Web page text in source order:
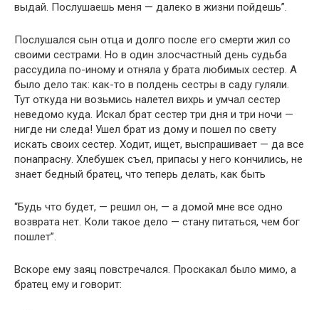
выдай. Послушаешь меня — далеко в жизни пойдешь”.
Послушался сын отца и долго после его смерти жил со
своими сестрами. Но в один злосчастный день судьба
рассудила по-иному и отняла у брата любимых сестер. А
было дело так: как-то в полдень сестры в саду гуляли.
Тут откуда ни возьмись налетел вихрь и умчал сестер
неведомо куда. Искал брат сестер три дня и три ночи —
нигде ни следа! Ушел брат из дому и пошел по свету
искать своих сестер. Ходит, ищет, выспрашивает — да все
понапрасну. Хлебушек съел, припасы у него кончились, не
знает бедный братец, что теперь делать, как быть
“Будь что будет, — решил он, — а домой мне все одно
возврата нет. Коли такое дело — стану питаться, чем бог
пошлет”.
Вскоре ему заяц повстречался. Проскакал было мимо, а
братец ему и говорит: